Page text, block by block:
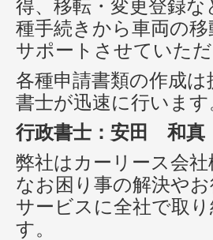
得、移転・変更登録な
種手続きから車両の
サポートさせていただ
各種申請書類の作成は
書士が迅速に行います
行政書士：安田 和真
弊社はカーリース会
なお困り事の解決や
サービスに全社で取り
す。